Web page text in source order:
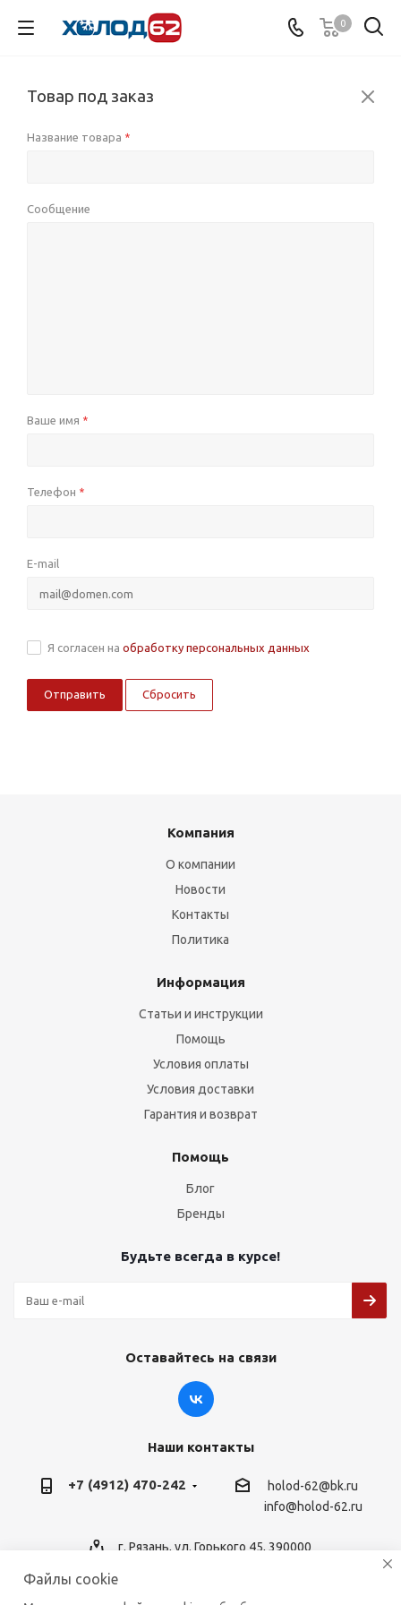
0
Товар под заказ
Название товара *
Сообщение
Ваше имя *
Телефон *
E-mail
Я согласен на обработку персональных данных
Сбросить
Компания
О компании
Новости
Контакты
Политика
Информация
Статьи и инструкции
Помощь
Условия оплаты
Условия доставки
Гарантия и возврат
Помощь
Блог
Бренды
Будьте всегда в курсе!
Оставайтесь на связи
Наши контакты
+7 (4912) 470-242
holod-62@bk.ru
info@holod-62.ru
г. Рязань, ул. Горького 45, 390000
Файлы cookie